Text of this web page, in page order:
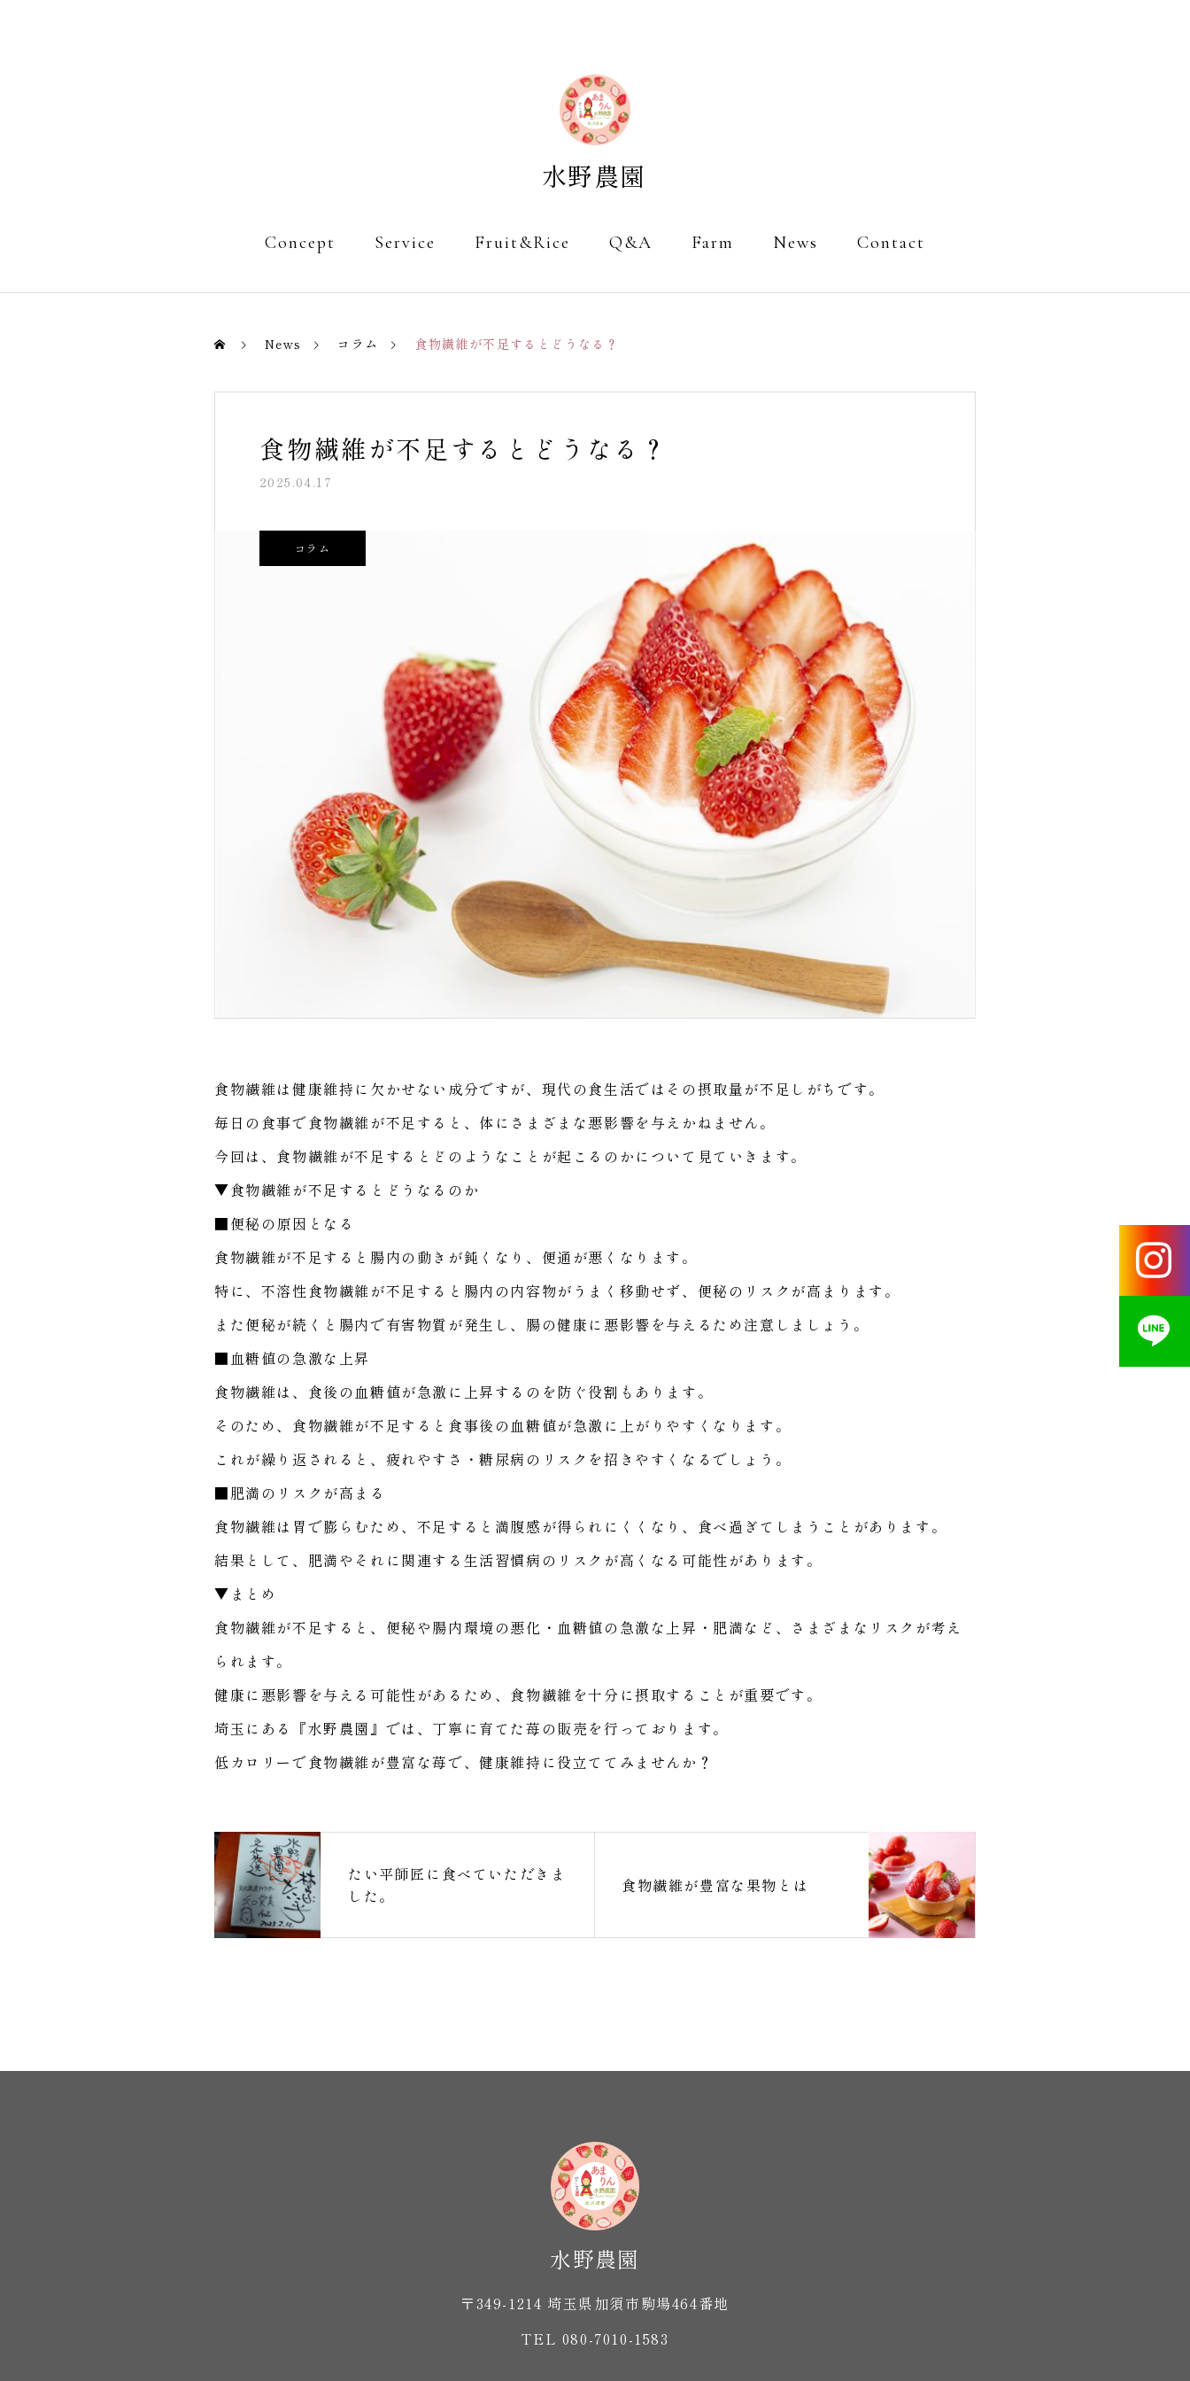
Concept Service Fruit&Rice Q&A Farm News Contact
News コラム 食物繊維が不足するとどうなる？
食物繊維が不足するとどうなる？
2025.04.17
コラム
食物繊維は健康維持に欠かせない成分ですが、現代の食生活ではその摂取量が不足しがちです。
毎日の食事で食物繊維が不足すると、体にさまざまな悪影響を与えかねません。
今回は、食物繊維が不足するとどのようなことが起こるのかについて見ていきます。
▼食物繊維が不足するとどうなるのか
■便秘の原因となる
食物繊維が不足すると腸内の動きが鈍くなり、便通が悪くなります。
特に、不溶性食物繊維が不足すると腸内の内容物がうまく移動せず、便秘のリスクが高まります。
また便秘が続くと腸内で有害物質が発生し、腸の健康に悪影響を与えるため注意しましょう。
■血糖値の急激な上昇
食物繊維は、食後の血糖値が急激に上昇するのを防ぐ役割もあります。
そのため、食物繊維が不足すると食事後の血糖値が急激に上がりやすくなります。
これが繰り返されると、疲れやすさ・糖尿病のリスクを招きやすくなるでしょう。
■肥満のリスクが高まる
食物繊維は胃で膨らむため、不足すると満腹感が得られにくくなり、食べ過ぎてしまうことがあります。
結果として、肥満やそれに関連する生活習慣病のリスクが高くなる可能性があります。
▼まとめ
食物繊維が不足すると、便秘や腸内環境の悪化・血糖値の急激な上昇・肥満など、さまざまなリスクが考え
られます。
健康に悪影響を与える可能性があるため、食物繊維を十分に摂取することが重要です。
埼玉にある『水野農園』では、丁寧に育てた苺の販売を行っております。
低カロリーで食物繊維が豊富な苺で、健康維持に役立ててみませんか？
たい平師匠に食べていただきま
した。
食物繊維が豊富な果物とは
〒349-1214 埼玉県加須市駒場464番地
TEL 080-7010-1583